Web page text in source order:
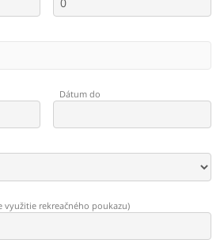
Dátum do
využitie rekreačného poukazu)